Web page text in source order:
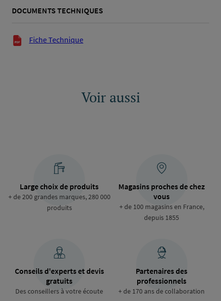
DOCUMENTS TECHNIQUES
Documents techniques
Fiche Technique
Voir aussi
Large choix de produits
+ de 200 grandes marques, 280 000
produits
Magasins proches de chez
vous
+ de 100 magasins en France,
depuis 1855
Conseils d'experts et devis
gratuits
Des conseillers à votre écoute
Partenaires des
professionnels
+ de 170 ans de collaboration